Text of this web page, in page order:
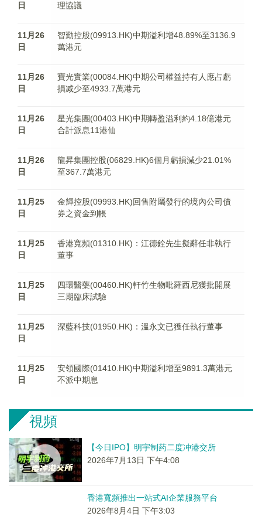
日
理協議
11月26
日
智勤控股(09913.HK)中期溢利增48.89%至3136.9
萬港元
11月26
日
寶光實業(00084.HK)中期公司權益持有人應占虧
損减少至4933.7萬港元
11月26
日
星光集團(00403.HK)中期轉盈溢利約4.18億港元
合計派息11港仙
11月26
日
龍昇集團控股(06829.HK)6個月虧損減少21.01%
至367.7萬港元
11月25
日
金輝控股(09993.HK)回售附屬發行的境內公司債
券之資金到帳
11月25
日
香港寬頻(01310.HK)：江德銓先生擬辭任非執行
董事
11月25
日
四環醫藥(00460.HK)軒竹生物吡羅西尼獲批開展
三期臨床試驗
11月25
日
深藍科技(01950.HK)：溫永文已獲任執行董事
11月25
日
安領國際(01410.HK)中期溢利增至9891.3萬港元
不派中期息
視頻
【今日IPO】明宇制药二度冲港交所
2026年7月13日 下午4:08
香港寬頻推出一站式AI企業服務平台
2026年8月4日 下午3:03